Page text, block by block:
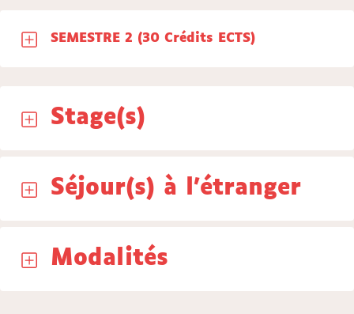
SEMESTRE 2 (30 Crédits ECTS)
Stage(s)
Séjour(s) à l'étranger
Modalités